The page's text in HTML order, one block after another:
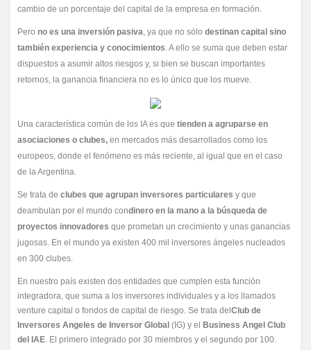
cambio de un porcentaje del capital de la empresa en formación.
Pero no es una inversión pasiva, ya que no sólo destinan capital sino
también experiencia y conocimientos. A ello se suma que deben estar
dispuestos a asumir altos riesgos y, si bien se buscan importantes
retornos, la ganancia financiera no es lo único que los mueve.
Una característica común de los IA es que tienden a agruparse en
asociaciones o clubes, en mercados más desarrollados como los
europeos, donde el fenómeno es más reciente, al igual que en el caso
de la Argentina.
Se trata de clubes que agrupan inversores particulares y que
deambulan por el mundo condinero en la mano a la búsqueda de
proyectos innovadores que prometan un crecimiento y unas ganancias
jugosas. En el mundo ya existen 400 mil inversores ángeles nucleados
en 300 clubes.
En nuestro país existen dos entidades que cumplen esta función
integradora, que suma a los inversores individuales y a los llamados
venture capital o fondos de capital de riesgo. Se trata del Club de
Inversores Angeles de Inversor Global (IG) y el
Business Angel Club
del IAE. El primero integrado por 30 miembros y el segundo por 100.